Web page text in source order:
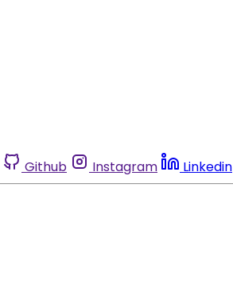
Github Instagram Linkedin